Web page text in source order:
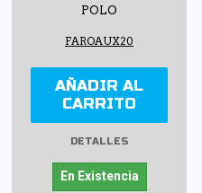
POLO
FAROAUX20
AÑADIR AL
CARRITO
DETALLES
En Existencia